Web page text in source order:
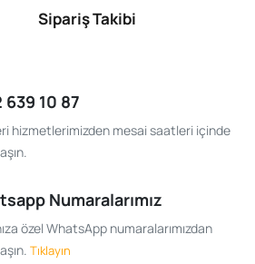
Sipariş Takibi
639 10 87
hizmetlerimizden mesai saatleri içinde
Numaralarımız
özel WhatsApp numaralarımızdan
Tıklayın